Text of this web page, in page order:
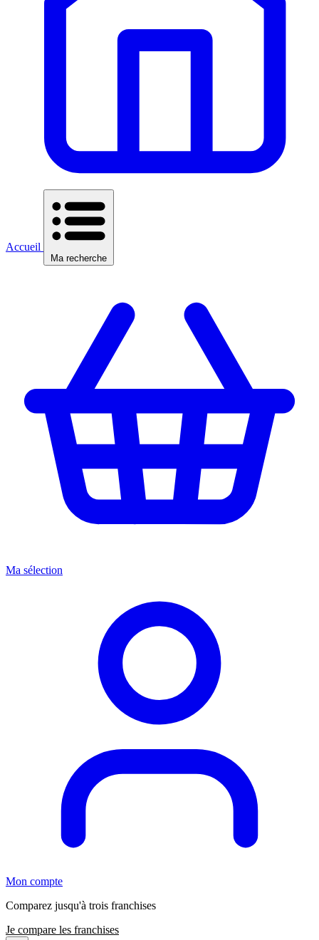
Accueil
Ma recherche
Ma sélection
Mon compte
Comparez jusqu'à trois franchises
Je compare les franchises